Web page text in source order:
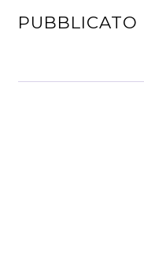
PUBBLICATO